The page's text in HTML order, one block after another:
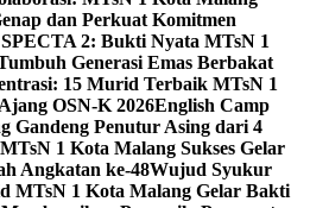
dan Perkuat Komitmen
2: Bukti Nyata MTsN 1
Generasi Emas Berbakat
15 Murid Terbaik MTsN 1
OSN-K 2026English Camp
Gandeng Penutur Asing dari 4
1 Kota Malang Sukses Gelar
Angkatan ke-48Wujud Syukur
MTsN 1 Kota Malang Gelar Bakti